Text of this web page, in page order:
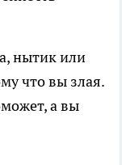
нытик или
что вы злая.
а вы